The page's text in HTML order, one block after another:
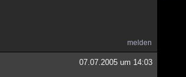
melden
07.07.2005 um 14:03